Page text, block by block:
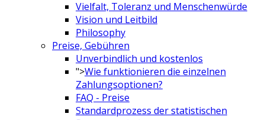
Vielfalt, Toleranz und Menschenwürde
Vision und Leitbild
Philosophy
Preise, Gebühren
Unverbindlich und kostenlos
">Wie funktionieren die einzelnen
Zahlungsoptionen?
FAQ - Preise
Standardprozess der statistischen